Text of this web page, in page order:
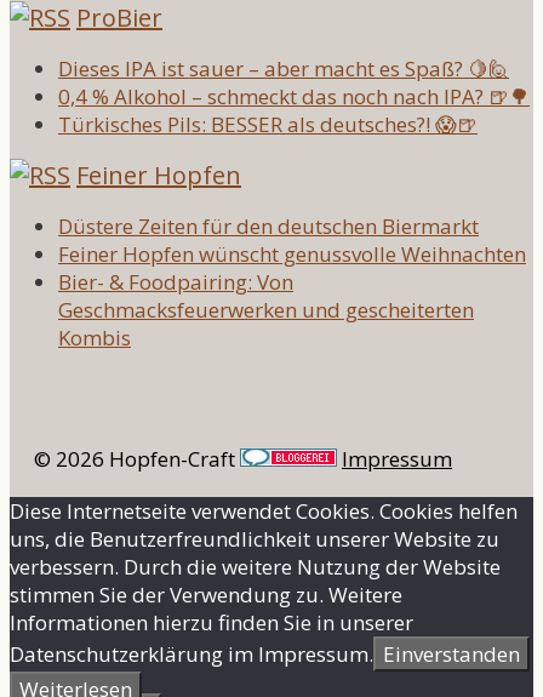
ProBier
Dieses IPA ist sauer – aber macht es Spaß? 🍋🙋
0,4 % Alkohol – schmeckt das noch nach IPA? 🍺🌳
Türkisches Pils: BESSER als deutsches?! 😱🍺
Feiner Hopfen
Düstere Zeiten für den deutschen Biermarkt
Feiner Hopfen wünscht genussvolle Weihnachten
Bier- & Foodpairing: Von
Geschmacksfeuerwerken und gescheiterten
Kombis
© 2026 Hopfen-Craft
Impressum
Diese Internetseite verwendet Cookies. Cookies helfen
uns, die Benutzerfreundlichkeit unserer Website zu
verbessern. Durch die weitere Nutzung der Website
stimmen Sie der Verwendung zu. Weitere
Informationen hierzu finden Sie in unserer
Datenschutzerklärung im Impressum. Einverstanden
Weiterlesen